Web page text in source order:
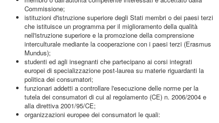
Commissione;
istituzioni d'istruzione superiore degli Stati membri o dei paesi terzi
che istituisce un programma per il miglioramento della qualità
nell'istruzione superiore e la promozione della comprensione
interculturale mediante la cooperazione con i paesi terzi (Erasmus
Mundus);
studenti ed agli insegnanti che partecipano ai corsi integrati
europei di specializzazione post-laurea su materie riguardanti la
politica dei consumatori;
funzionari addetti a controllare l'esecuzione delle norme per la
tutela dei consumatori di cui al regolamento (CE) n. 2006/2004 e
alla direttiva 2001/95/CE;
organizzazioni europee dei consumatori le quali: